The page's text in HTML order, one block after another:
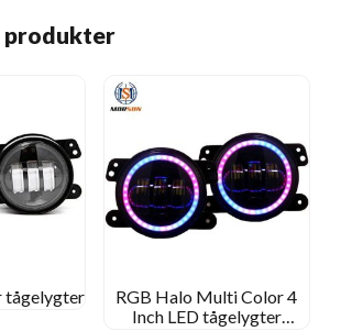
produkter
tågelygter
RGB Halo Multi Color 4
Inch LED tågelygter